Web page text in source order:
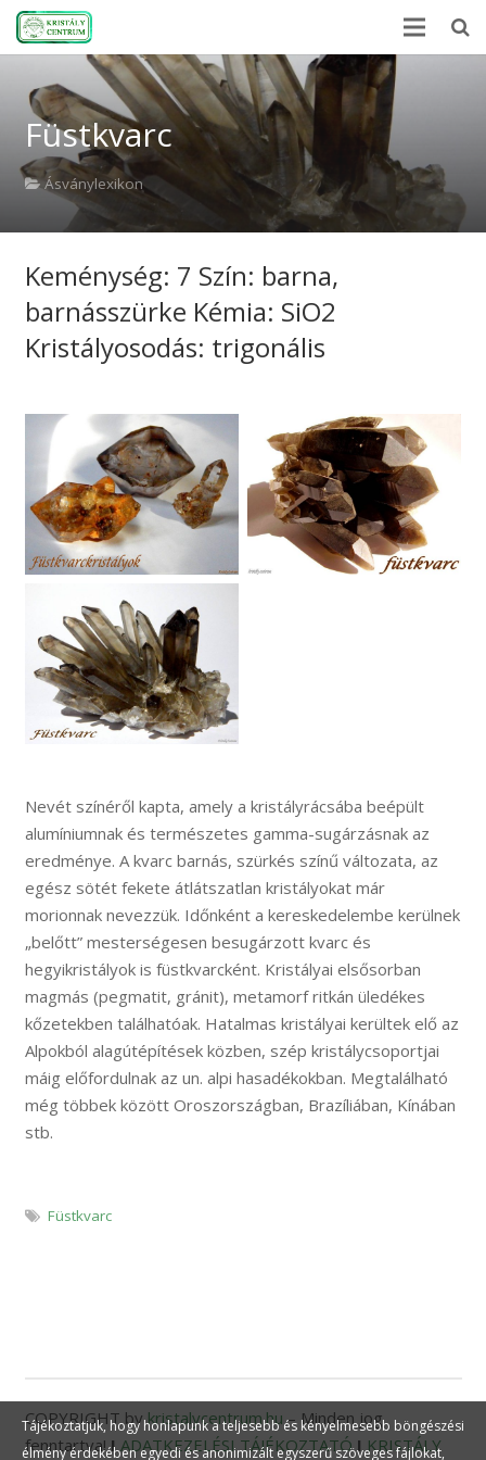
Kezdőlap
Ásványlexikon
Kristályerő
A kövekről
Rólunk
Webshop
Füstkvarc
Ásványlexikon
Keménység: 7 Szín: barna,
barnásszürke Kémia: SiO2
Kristályosodás: trigonális
Nevét színéről kapta, amely a kristályrácsába beépült
alumíniumnak és természetes gamma-sugárzásnak az
eredménye. A kvarc barnás, szürkés színű változata, az
egész sötét fekete átlátszatlan kristályokat már
morionnak nevezzük. Időnként a kereskedelembe kerülnek
„belőtt” mesterségesen besugárzott kvarc és
hegyikristályok is füstkvarcként. Kristályai elsősorban
magmás (pegmatit, gránit), metamorf ritkán üledékes
kőzetekben találhatóak. Hatalmas kristályai kerültek elő az
Alpokból alagútépítések közben, szép kristálycsoportjai
máig előfordulnak az un. alpi hasadékokban. Megtalálható
még többek között Oroszországban, Brazíliában, Kínában
stb.
Füstkvarc
COPYRIGHT bykristalycentrum.hu – Minden jog
fenntartva!I ADATKEZELÉSI TÁJÉKOZTATÓ I KRISTÁLY
Tájékoztatjuk, hogy honlapunk a teljesebb és kényelmesebb böngészési
élmény érdekében egyedi és anonimizált egyszerű szöveges fájlokat,